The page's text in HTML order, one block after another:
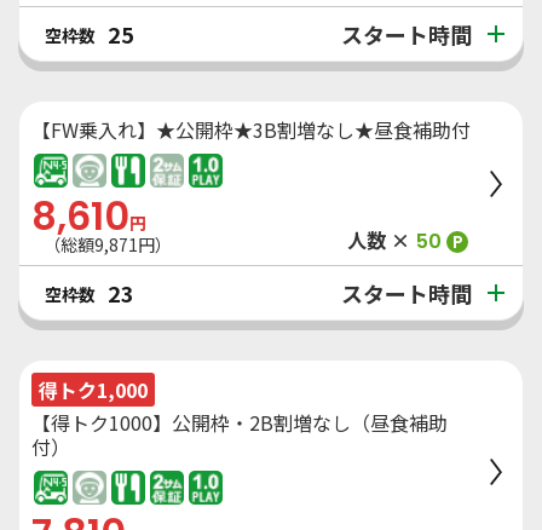
空枠数 25 スタート時間
【FW乗入れ】★公開枠★3B割増なし★昼食補助付
8,610円
（総額9,871円） 人数 × 50 P
空枠数 23 スタート時間
得トク1,000
【得トク1000】公開枠・2B割増なし（昼食補助
付）